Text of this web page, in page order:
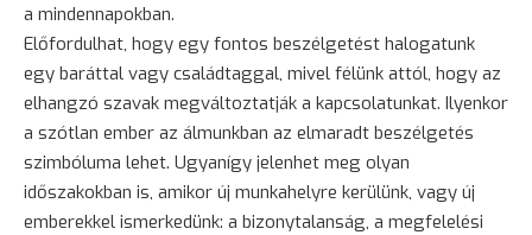
a mindennapokban.
Előfordulhat, hogy egy fontos beszélgetést halogatunk
egy baráttal vagy családtaggal, mivel félünk attól, hogy az
elhangzó szavak megváltoztatják a kapcsolatunkat. Ilyenkor
a szótlan ember az álmunkban az elmaradt beszélgetés
szimbóluma lehet. Ugyanígy jelenhet meg olyan
időszakokban is, amikor új munkahelyre kerülünk, vagy új
emberekkel ismerkedünk: a bizonytalanság, a megfelelési